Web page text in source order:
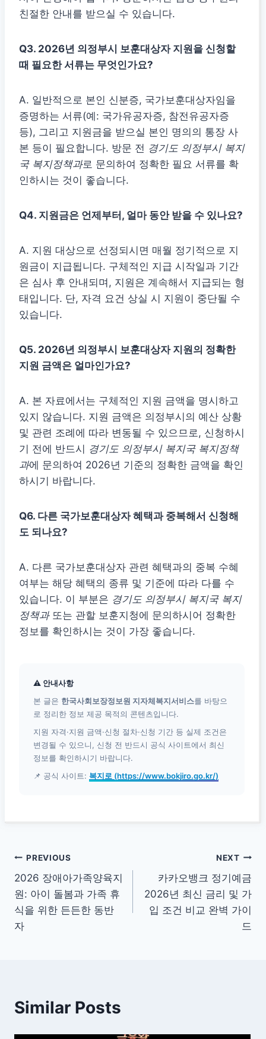
친절한 안내를 받으실 수 있습니다.
Q3. 2026년 의정부시 보훈대상자 지원을 신청할
때 필요한 서류는 무엇인가요?
A. 일반적으로 본인 신분증, 국가보훈대상자임을
증명하는 서류(예: 국가유공자증, 참전유공자증
등), 그리고 지원금을 받으실 본인 명의의 통장 사
본 등이 필요합니다. 방문 전 경기도 의정부시 복지
국 복지정책과로 문의하여 정확한 필요 서류를 확
인하시는 것이 좋습니다.
Q4. 지원금은 언제부터, 얼마 동안 받을 수 있나요?
A. 지원 대상으로 선정되시면 매월 정기적으로 지
원금이 지급됩니다. 구체적인 지급 시작일과 기간
은 심사 후 안내되며, 지원은 계속해서 지급되는 형
태입니다. 단, 자격 요건 상실 시 지원이 중단될 수
있습니다.
Q5. 2026년 의정부시 보훈대상자 지원의 정확한
지원 금액은 얼마인가요?
A. 본 자료에서는 구체적인 지원 금액을 명시하고
있지 않습니다. 지원 금액은 의정부시의 예산 상황
및 관련 조례에 따라 변동될 수 있으므로, 신청하시
기 전에 반드시 경기도 의정부시 복지국 복지정책
과에 문의하여 2026년 기준의 정확한 금액을 확인
하시기 바랍니다.
Q6. 다른 국가보훈대상자 혜택과 중복해서 신청해
도 되나요?
A. 다른 국가보훈대상자 관련 혜택과의 중복 수혜
여부는 해당 혜택의 종류 및 기준에 따라 다를 수
있습니다. 이 부분은 경기도 의정부시 복지국 복지
정책과또는 관할 보훈지청에 문의하시어 정확한
정보를 확인하시는 것이 가장 좋습니다.
⚠ 안내사항
본 글은 한국사회보장정보원 지자체복지서비스를 바탕으
로 정리한 정보 제공 목적의 콘텐츠입니다.
지원 자격·지원 금액·신청 절차·신청 기간 등 실제 조건은
변경될 수 있으니, 신청 전 반드시 공식 사이트에서 최신
정보를 확인하시기 바랍니다.
📌 공식 사이트: 복지로 (https://www.bokjiro.go.kr/)
글
탐
색
PREVIOUS
2026 장애아가족양육지
원: 아이 돌봄과 가족 휴
식을 위한 든든한 동반
자
NEXT
카카오뱅크 정기예금
2026년 최신 금리 및 가
입 조건 비교 완벽 가이
드
Similar Posts